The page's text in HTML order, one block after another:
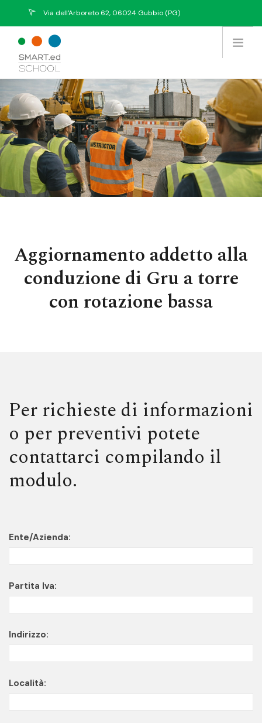
Via dell'Arboreto 62, 06024 Gubbio (PG)
info@eurekasystem.eu
Chi Siamo
Offerta Formativa
Prodotti / Servizi
Tutti i Corsi
Collabora con noi
Contatti
Aggiornamento addetto alla
conduzione di Gru a torre
con rotazione bassa
Per richieste di informazioni
o per preventivi potete
contattarci compilando il
modulo.
Ente/Azienda:
Partita Iva:
Indirizzo:
Località: